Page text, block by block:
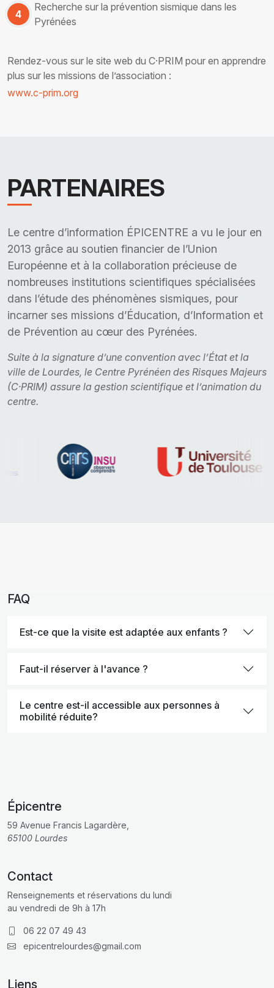
4
Recherche sur la prévention sismique dans les
Pyrénées
Rendez-vous sur le site web du C·PRIM pour en apprendre
plus sur les missions de l’association :
www.c-prim.org
PARTENAIRES
Le centre d’information ÉPICENTRE a vu le jour en
2013 grâce au soutien financier de l’Union
Européenne et à la collaboration précieuse de
nombreuses institutions scientifiques spécialisées
dans l’étude des phénomènes sismiques, pour
incarner ses missions d’Éducation, d’Information et
de Prévention au cœur des Pyrénées.
Suite à la signature d’une convention avec l’État et la
ville de Lourdes, le Centre Pyrénéen des Risques Majeurs
(C·PRIM) assure la gestion scientifique et l’animation du
centre.
FAQ
Est-ce que la visite est adaptée aux enfants ?
Faut-il réserver à l'avance ?
Le centre est-il accessible aux personnes à
mobilité réduite?
Épicentre
59 Avenue Francis Lagardère,
65100 Lourdes
Contact
Renseignements et réservations du lundi
au vendredi de 9h à 17h
06 22 07 49 43
epicentrelourdes@gmail.com
Liens